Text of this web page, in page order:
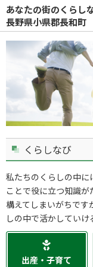
あなたの街のくらし
長野県小県郡長和町
くらしなび
私たちのくらしの中に
ことで役に立つ知識
構えてしまいがちで
しの中で活かしていけ
出産・子育て